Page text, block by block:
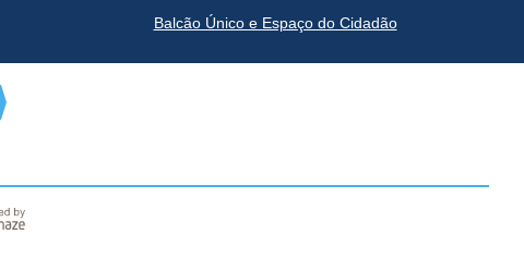
Balcão Único e Espaço do Cidadão